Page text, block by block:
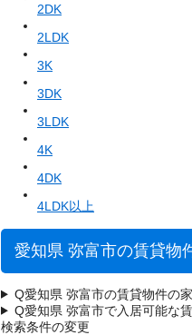
2DK
2LDK
3K
3DK
3LDK
4K
4DK
4LDK以上
愛知県 弥富市の賃貸物
Q愛知県 弥富市の賃貸物件の
Q愛知県 弥富市で入居可能な
検索条件の変更